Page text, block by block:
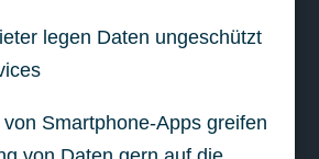
legen Daten ungeschützt
Smartphone-Apps greifen